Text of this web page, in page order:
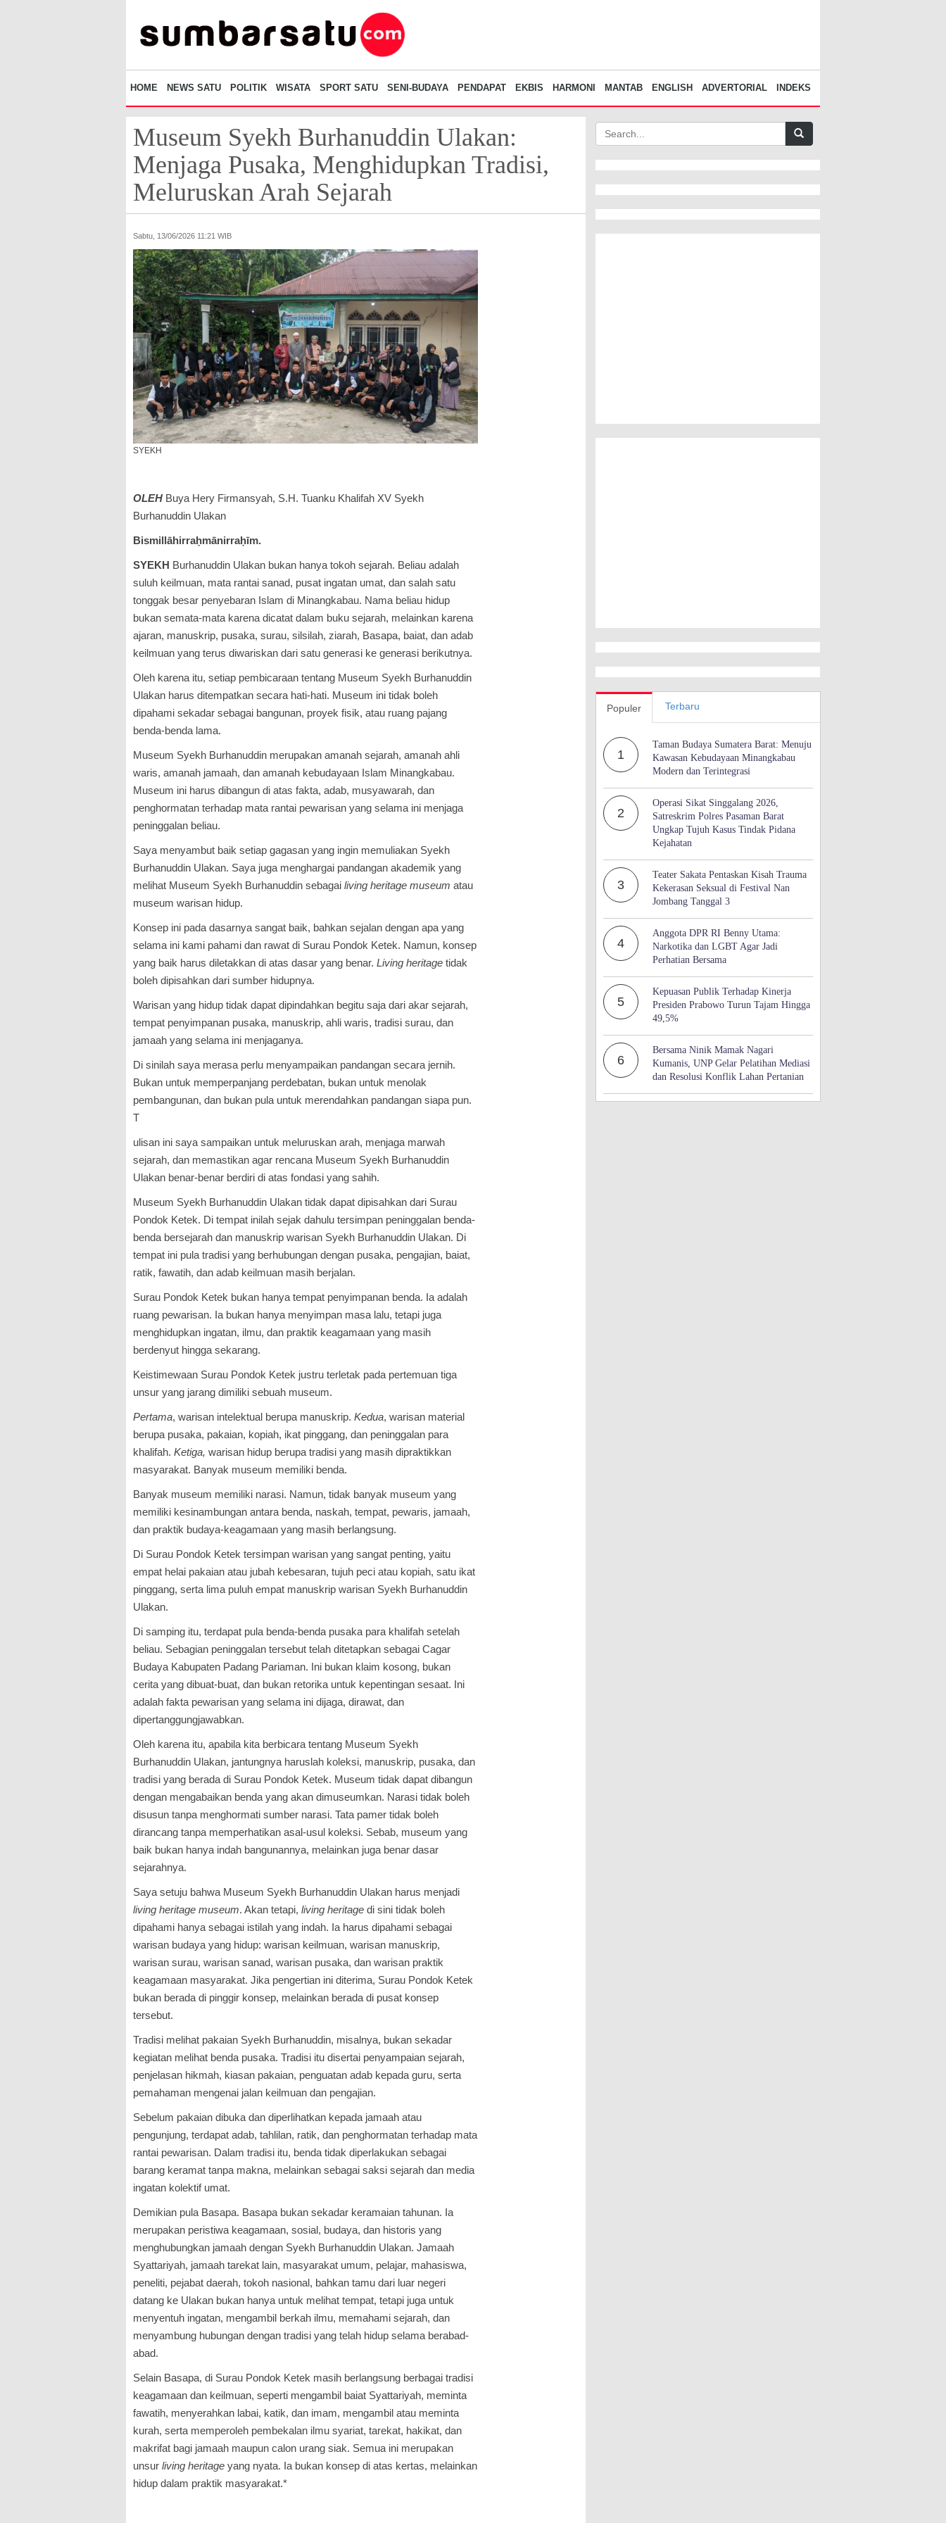
HOME NEWS SATU POLITIK WISATA SPORT SATU SENI-BUDAYA PENDAPAT EKBIS HARMONI MANTAB ENGLISH ADVERTORIAL INDEKS
Museum Syekh Burhanuddin Ulakan:
Menjaga Pusaka, Menghidupkan Tradisi,
Meluruskan Arah Sejarah
Sabtu, 13/06/2026 11:21 WIB
SYEKH
OLEH Buya Hery Firmansyah, S.H. Tuanku Khalifah XV Syekh
Burhanuddin Ulakan
Bismillāhirraḥmānirraḥīm.
SYEKH Burhanuddin Ulakan bukan hanya tokoh sejarah. Beliau adalah
suluh keilmuan, mata rantai sanad, pusat ingatan umat, dan salah satu
tonggak besar penyebaran Islam di Minangkabau. Nama beliau hidup
bukan semata-mata karena dicatat dalam buku sejarah, melainkan karena
ajaran, manuskrip, pusaka, surau, silsilah, ziarah, Basapa, baiat, dan adab
keilmuan yang terus diwariskan dari satu generasi ke generasi berikutnya.
Oleh karena itu, setiap pembicaraan tentang Museum Syekh Burhanuddin
Ulakan harus ditempatkan secara hati-hati. Museum ini tidak boleh
dipahami sekadar sebagai bangunan, proyek fisik, atau ruang pajang
benda-benda lama.
Museum Syekh Burhanuddin merupakan amanah sejarah, amanah ahli
waris, amanah jamaah, dan amanah kebudayaan Islam Minangkabau.
Museum ini harus dibangun di atas fakta, adab, musyawarah, dan
penghormatan terhadap mata rantai pewarisan yang selama ini menjaga
peninggalan beliau.
Saya menyambut baik setiap gagasan yang ingin memuliakan Syekh
Burhanuddin Ulakan. Saya juga menghargai pandangan akademik yang
melihat Museum Syekh Burhanuddin sebagai living heritage museum atau
museum warisan hidup.
Konsep ini pada dasarnya sangat baik, bahkan sejalan dengan apa yang
selama ini kami pahami dan rawat di Surau Pondok Ketek. Namun, konsep
yang baik harus diletakkan di atas dasar yang benar. Living heritage tidak
boleh dipisahkan dari sumber hidupnya.
Warisan yang hidup tidak dapat dipindahkan begitu saja dari akar sejarah,
tempat penyimpanan pusaka, manuskrip, ahli waris, tradisi surau, dan
jamaah yang selama ini menjaganya.
Di sinilah saya merasa perlu menyampaikan pandangan secara jernih.
Bukan untuk memperpanjang perdebatan, bukan untuk menolak
pembangunan, dan bukan pula untuk merendahkan pandangan siapa pun.
T
ulisan ini saya sampaikan untuk meluruskan arah, menjaga marwah
sejarah, dan memastikan agar rencana Museum Syekh Burhanuddin
Ulakan benar-benar berdiri di atas fondasi yang sahih.
Museum Syekh Burhanuddin Ulakan tidak dapat dipisahkan dari Surau
Pondok Ketek. Di tempat inilah sejak dahulu tersimpan peninggalan benda-
benda bersejarah dan manuskrip warisan Syekh Burhanuddin Ulakan. Di
tempat ini pula tradisi yang berhubungan dengan pusaka, pengajian, baiat,
ratik, fawatih, dan adab keilmuan masih berjalan.
Surau Pondok Ketek bukan hanya tempat penyimpanan benda. Ia adalah
ruang pewarisan. Ia bukan hanya menyimpan masa lalu, tetapi juga
menghidupkan ingatan, ilmu, dan praktik keagamaan yang masih
berdenyut hingga sekarang.
Keistimewaan Surau Pondok Ketek justru terletak pada pertemuan tiga
unsur yang jarang dimiliki sebuah museum.
Pertama, warisan intelektual berupa manuskrip. Kedua, warisan material
berupa pusaka, pakaian, kopiah, ikat pinggang, dan peninggalan para
khalifah. Ketiga, warisan hidup berupa tradisi yang masih dipraktikkan
masyarakat. Banyak museum memiliki benda.
Banyak museum memiliki narasi. Namun, tidak banyak museum yang
memiliki kesinambungan antara benda, naskah, tempat, pewaris, jamaah,
dan praktik budaya-keagamaan yang masih berlangsung.
Di Surau Pondok Ketek tersimpan warisan yang sangat penting, yaitu
empat helai pakaian atau jubah kebesaran, tujuh peci atau kopiah, satu ikat
pinggang, serta lima puluh empat manuskrip warisan Syekh Burhanuddin
Ulakan.
Di samping itu, terdapat pula benda-benda pusaka para khalifah setelah
beliau. Sebagian peninggalan tersebut telah ditetapkan sebagai Cagar
Budaya Kabupaten Padang Pariaman. Ini bukan klaim kosong, bukan
cerita yang dibuat-buat, dan bukan retorika untuk kepentingan sesaat. Ini
adalah fakta pewarisan yang selama ini dijaga, dirawat, dan
dipertanggungjawabkan.
Oleh karena itu, apabila kita berbicara tentang Museum Syekh
Burhanuddin Ulakan, jantungnya haruslah koleksi, manuskrip, pusaka, dan
tradisi yang berada di Surau Pondok Ketek. Museum tidak dapat dibangun
dengan mengabaikan benda yang akan dimuseumkan. Narasi tidak boleh
disusun tanpa menghormati sumber narasi. Tata pamer tidak boleh
dirancang tanpa memperhatikan asal-usul koleksi. Sebab, museum yang
baik bukan hanya indah bangunannya, melainkan juga benar dasar
sejarahnya.
Saya setuju bahwa Museum Syekh Burhanuddin Ulakan harus menjadi
living heritage museum. Akan tetapi, living heritage di sini tidak boleh
dipahami hanya sebagai istilah yang indah. Ia harus dipahami sebagai
warisan budaya yang hidup: warisan keilmuan, warisan manuskrip,
warisan surau, warisan sanad, warisan pusaka, dan warisan praktik
keagamaan masyarakat. Jika pengertian ini diterima, Surau Pondok Ketek
bukan berada di pinggir konsep, melainkan berada di pusat konsep
tersebut.
Tradisi melihat pakaian Syekh Burhanuddin, misalnya, bukan sekadar
kegiatan melihat benda pusaka. Tradisi itu disertai penyampaian sejarah,
penjelasan hikmah, kiasan pakaian, penguatan adab kepada guru, serta
pemahaman mengenai jalan keilmuan dan pengajian.
Sebelum pakaian dibuka dan diperlihatkan kepada jamaah atau
pengunjung, terdapat adab, tahlilan, ratik, dan penghormatan terhadap mata
rantai pewarisan. Dalam tradisi itu, benda tidak diperlakukan sebagai
barang keramat tanpa makna, melainkan sebagai saksi sejarah dan media
ingatan kolektif umat.
Demikian pula Basapa. Basapa bukan sekadar keramaian tahunan. Ia
merupakan peristiwa keagamaan, sosial, budaya, dan historis yang
menghubungkan jamaah dengan Syekh Burhanuddin Ulakan. Jamaah
Syattariyah, jamaah tarekat lain, masyarakat umum, pelajar, mahasiswa,
peneliti, pejabat daerah, tokoh nasional, bahkan tamu dari luar negeri
datang ke Ulakan bukan hanya untuk melihat tempat, tetapi juga untuk
menyentuh ingatan, mengambil berkah ilmu, memahami sejarah, dan
menyambung hubungan dengan tradisi yang telah hidup selama berabad-
abad.
Selain Basapa, di Surau Pondok Ketek masih berlangsung berbagai tradisi
keagamaan dan keilmuan, seperti mengambil baiat Syattariyah, meminta
fawatih, menyerahkan labai, katik, dan imam, mengambil atau meminta
kurah, serta memperoleh pembekalan ilmu syariat, tarekat, hakikat, dan
makrifat bagi jamaah maupun calon urang siak. Semua ini merupakan
unsur living heritage yang nyata. Ia bukan konsep di atas kertas, melainkan
hidup dalam praktik masyarakat.*
Populer Terbaru
1
Taman Budaya Sumatera Barat: Menuju
Kawasan Kebudayaan Minangkabau
Modern dan Terintegrasi
2
Operasi Sikat Singgalang 2026,
Satreskrim Polres Pasaman Barat
Ungkap Tujuh Kasus Tindak Pidana
Kejahatan
3
Teater Sakata Pentaskan Kisah Trauma
Kekerasan Seksual di Festival Nan
Jombang Tanggal 3
4
Anggota DPR RI Benny Utama:
Narkotika dan LGBT Agar Jadi
Perhatian Bersama
5
Kepuasan Publik Terhadap Kinerja
Presiden Prabowo Turun Tajam Hingga
49,5%
6
Bersama Ninik Mamak Nagari
Kumanis, UNP Gelar Pelatihan Mediasi
dan Resolusi Konflik Lahan Pertanian